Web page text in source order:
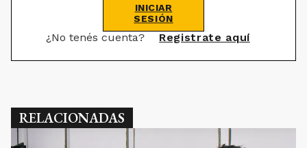
INICIAR
SESIÓN
¿No tenés cuenta? Registrate aquí
RELACIONADAS